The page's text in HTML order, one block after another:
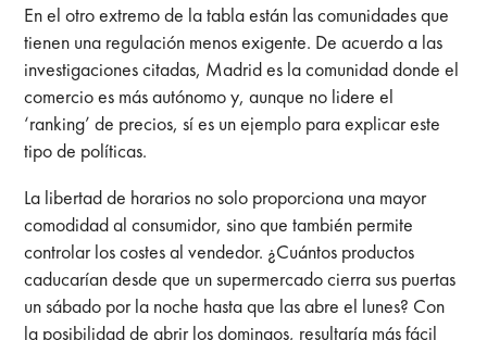
En el otro extremo de la tabla están las comunidades que
tienen una regulación menos exigente. De acuerdo a las
investigaciones citadas, Madrid es la comunidad donde el
comercio es más autónomo y, aunque no lidere el
‘ranking’ de precios, sí es un ejemplo para explicar este
tipo de políticas.
La libertad de horarios no solo proporciona una mayor
comodidad al consumidor, sino que también permite
controlar los costes al vendedor. ¿Cuántos productos
caducarían desde que un supermercado cierra sus puertas
un sábado por la noche hasta que las abre el lunes? Con
la posibilidad de abrir los domingos, resultaría más fácil